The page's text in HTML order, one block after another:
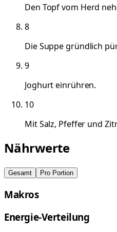
Den Topf vom Herd
8
Die Suppe gründlich
9
Joghurt einrühren.
10
Mit Salz, Pfeffer und
Nährwerte
Gesamt Pro Portion
Makros
Energie-Verteilung